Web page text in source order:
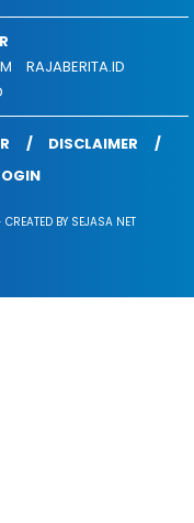
RAJABERITA.ID
DISCLAIMER
BY SEJASA NET